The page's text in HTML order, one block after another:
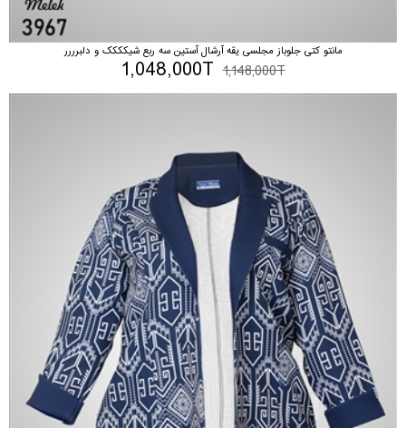
مانتو کتی جلوباز مجلسی یقه آرشال آستین سه ربع شیکککک و دلبرررر
1,148,000T
1,048,000T